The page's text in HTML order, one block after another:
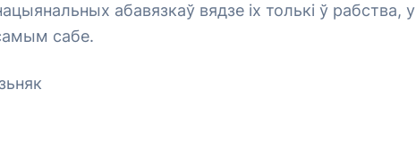
абавязкаў вядзе іх толькі ў рабства, у
сабе.